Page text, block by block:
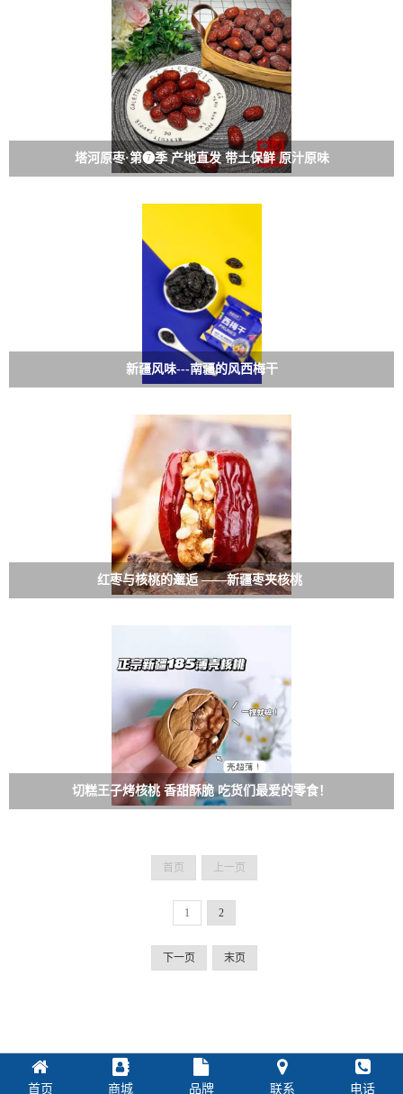
塔河原枣·第❼季 产地直发 带土保鲜 原汁原味
新疆风味---南疆的风西梅干
红枣与核桃的邂逅 ——新疆枣夹核桃 ​​​
切糕王子烤核桃 香甜酥脆 吃货们最爱的零食！
首页 上一页
1 2
下一页 末页
首页 商城 品牌 联系 电话